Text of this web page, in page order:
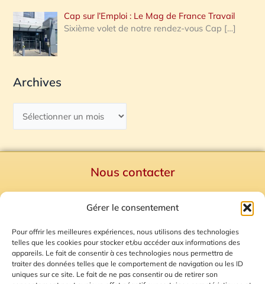
Gérer le consentement
Pour offrir les meilleures expériences, nous utilisons des technologies
telles que les cookies pour stocker et/ou accéder aux informations des
appareils. Le fait de consentir à ces technologies nous permettra de
traiter des données telles que le comportement de navigation ou les ID
uniques sur ce site. Le fait de ne pas consentir ou de retirer son
Cap sur l’Emploi : Le Mag de France Travail
Sixième volet de notre rendez-vous Cap […]
Archives
Nous contacter
Mentions Légales
Plan du site
Gestion des Cookies